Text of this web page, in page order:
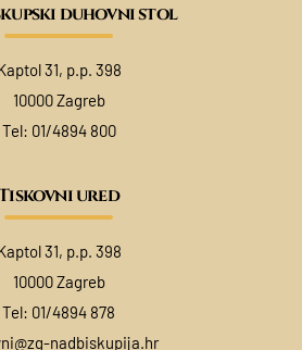
duhovni stol
31, p.p. 398
10000 Zagreb
Tel: 01/4894 800
ured
31, p.p. 398
10000 Zagreb
Tel: 01/4894 878
nadbiskupija.hr